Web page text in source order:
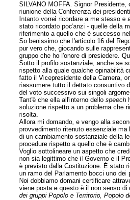
SILVANO MOFFA. Signor
riunione della Conferenza dei
Intanto vorrei ricordare a me stesso
stato ricordato poc'anzi - quelle della
riferimento a quello che è successo
So benissimo che l'articolo 16 del
pur vero che, giocando sulle
gruppo che ho l'onore di presiedere.
Sotto il profilo sostanziale, anche se
rispetto alla quale qualche opinabilità
fatto il Vicepresidente della Camera,
riassumere tutto il dettato consuntivo
del voto successivo sui singoli
Tant'è che ella all'interno dellospeech
soluzione rispetto a un problema che
risolta.
Allora mi domando, e vengo alla
provvedimento ritenuto essenziale
di un cambiamento sostanziale della
procedure rispetto a quello che è
Voglio sottolineare un aspetto che
non sia legittimo che il Governo e il
è previsto dalla Costituzione. È stato
un ramo del Parlamento bocci uno
Noi dobbiamo domani certificare
viene posta e questo è il non senso
dei gruppi Popolo e Territorio, Popolo